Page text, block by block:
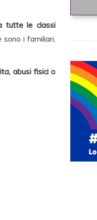
tutte le classi
i familiari,
abusi fisici o